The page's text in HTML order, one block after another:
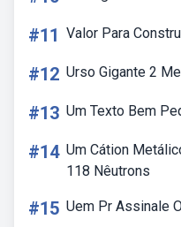
#11 Valor Para
#12 Urso Gigante 2
#13 Um Texto Bem
#14 Um Cátion
118 Nêutrons
#15 Uem Pr Assinale